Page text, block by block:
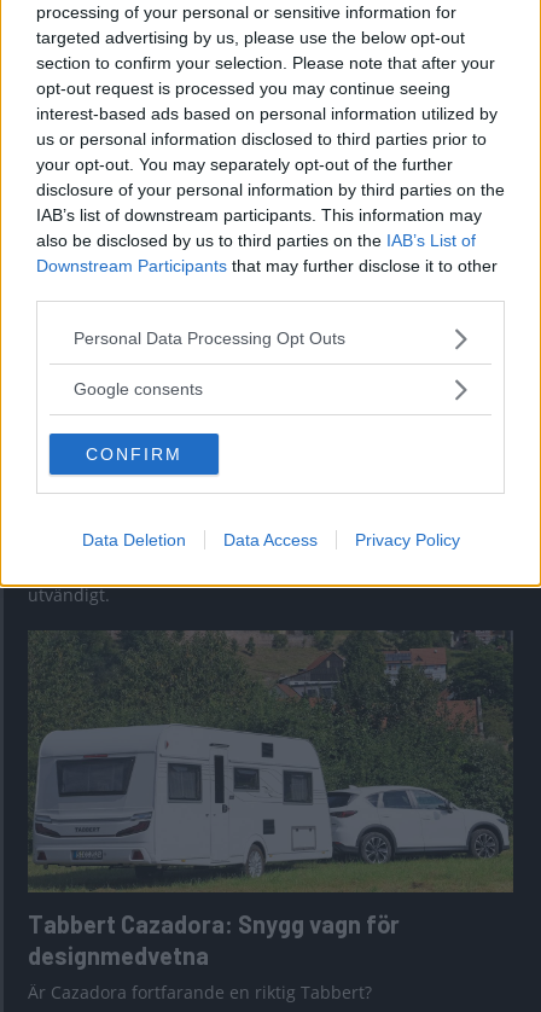
processing of your personal or sensitive information for
targeted advertising by us, please use the below opt-out
section to confirm your selection. Please note that after your
opt-out request is processed you may continue seeing
interest-based ads based on personal information utilized by
us or personal information disclosed to third parties prior to
your opt-out. You may separately opt-out of the further
disclosure of your personal information by third parties on the
IAB’s list of downstream participants. This information may
also be disclosed by us to third parties on the IAB’s List of
Downstream Participants that may further disclose it to other
Please note that this website/app uses one or more Google
not limited to your visit or usage behaviour. You may click to
use your data for below specified purposes in below Google
consent section.
Personal Data Processing Opt Outs
Google consents
CONFIRM
Data Deletion Data Access Privacy Policy
Gasa (2)
Tester: De senaste vi kört
Så bra är nya Karmann-Mobil
utvändigt.
Tabbert Cazadora: Snygg vagn för
designmedvetna
Är Cazadora fortfarande en riktig Tabbert?